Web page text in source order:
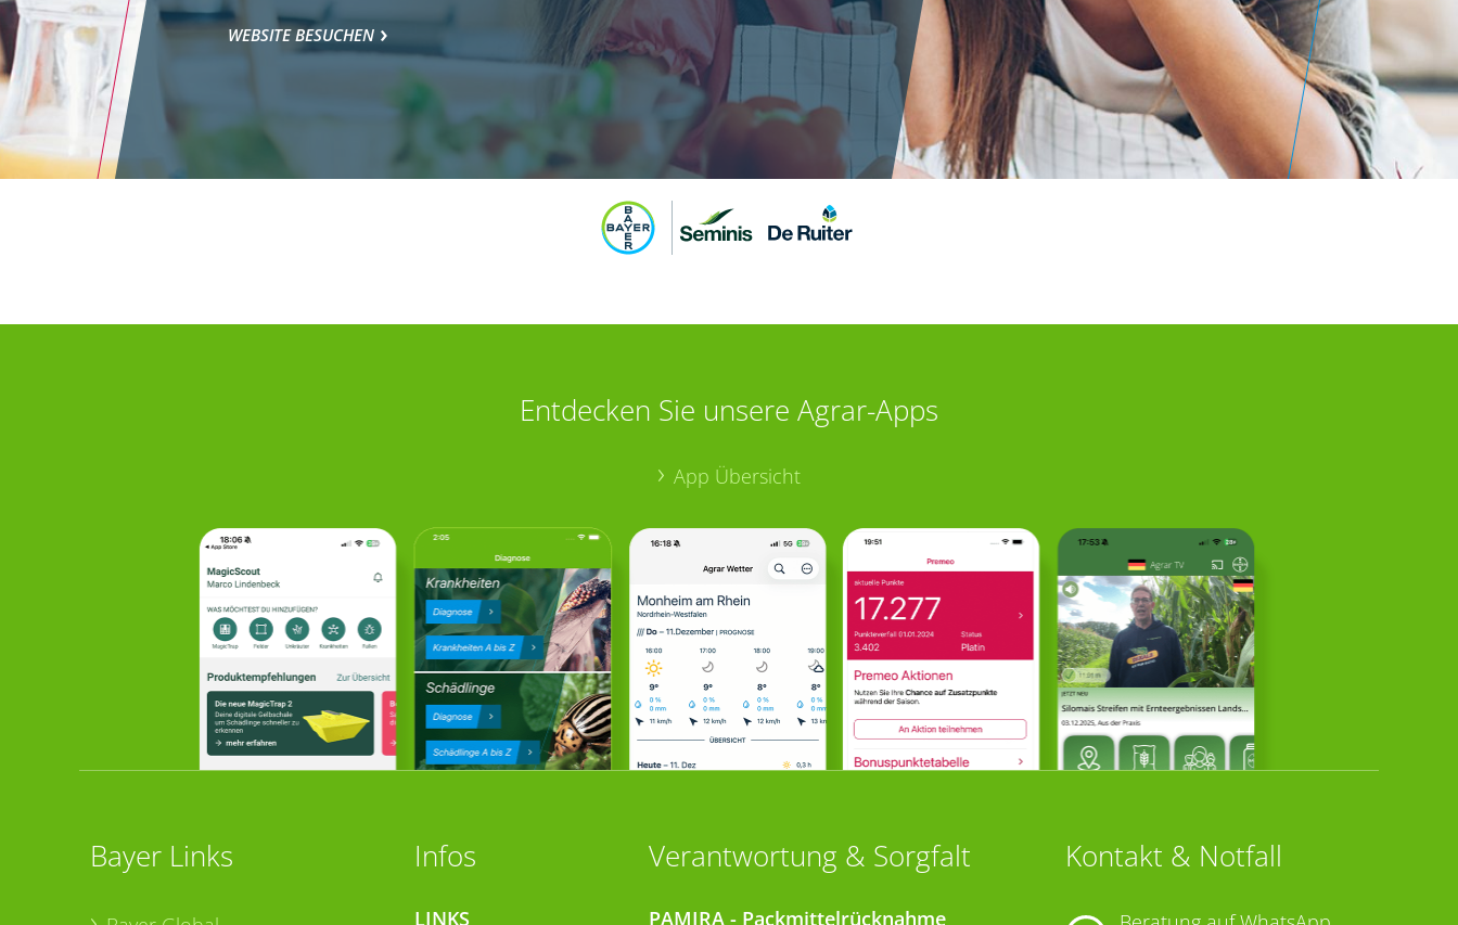
WEBSITE BESUCHEN
Entdecken Sie unsere Agrar-Apps
App Übersicht
Bayer Links Infos
LINKS
Verantwortung & Sorgfalt
PAMIRA - Packmittelrücknahme
Kontakt & Notfall